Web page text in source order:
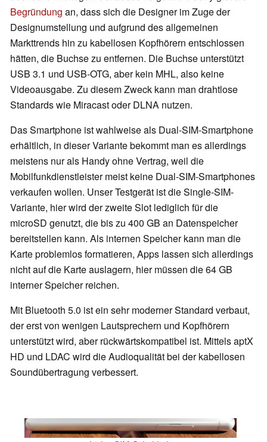
Begründung an, dass sich die Designer im Zuge der
Designumstellung und aufgrund des allgemeinen
Markttrends hin zu kabellosen Kopfhörern entschlossen
hätten, die Buchse zu entfernen. Die Buchse unterstützt
USB 3.1 und USB-OTG, aber kein MHL, also keine
Videoausgabe. Zu diesem Zweck kann man drahtlose
Standards wie Miracast oder DLNA nutzen.
Das Smartphone ist wahlweise als Dual-SIM-Smartphone
erhältlich, in dieser Variante bekommt man es allerdings
meistens nur als Handy ohne Vertrag, weil die
Mobilfunkdienstleister meist keine Dual-SIM-Smartphones
verkaufen wollen. Unser Testgerät ist die Single-SIM-
Variante, hier wird der zweite Slot lediglich für die
microSD genutzt, die bis zu 400 GB an Datenspeicher
bereitstellen kann. Als internen Speicher kann man die
Karte problemlos formatieren, Apps lassen sich allerdings
nicht auf die Karte auslagern, hier müssen die 64 GB
interner Speicher reichen.
Mit Bluetooth 5.0 ist ein sehr moderner Standard verbaut,
der erst von wenigen Lautsprechern und Kopfhörern
unterstützt wird, aber rückwärtskompatibel ist. Mittels aptX
HD und LDAC wird die Audioqualität bei der kabellosen
Soundübertragung verbessert.